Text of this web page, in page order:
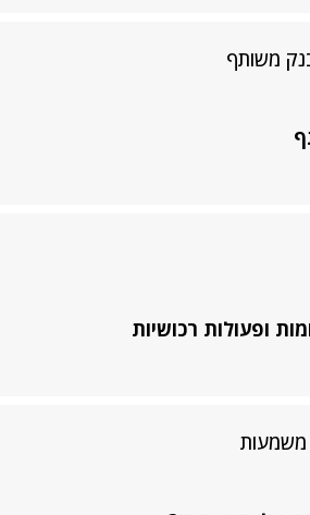
משותף
ופעולות רכושיות
משמעות